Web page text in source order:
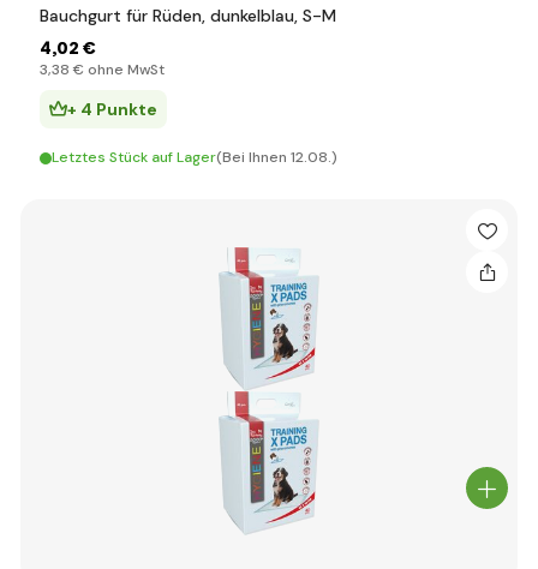
Bauchgurt für Rüden, dunkelblau, S-M
4,02 €
3,38 € ohne MwSt
+ 4 Punkte
Letztes Stück auf Lager(Bei Ihnen 12.08.)